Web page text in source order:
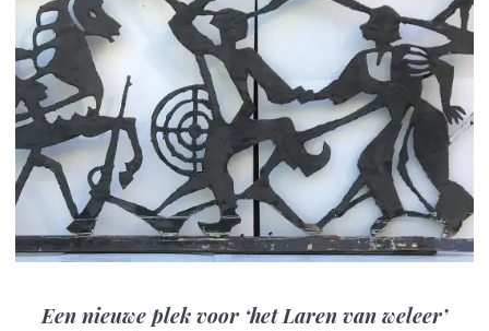
Een nieuwe plek voor ‘het Laren van weleer’